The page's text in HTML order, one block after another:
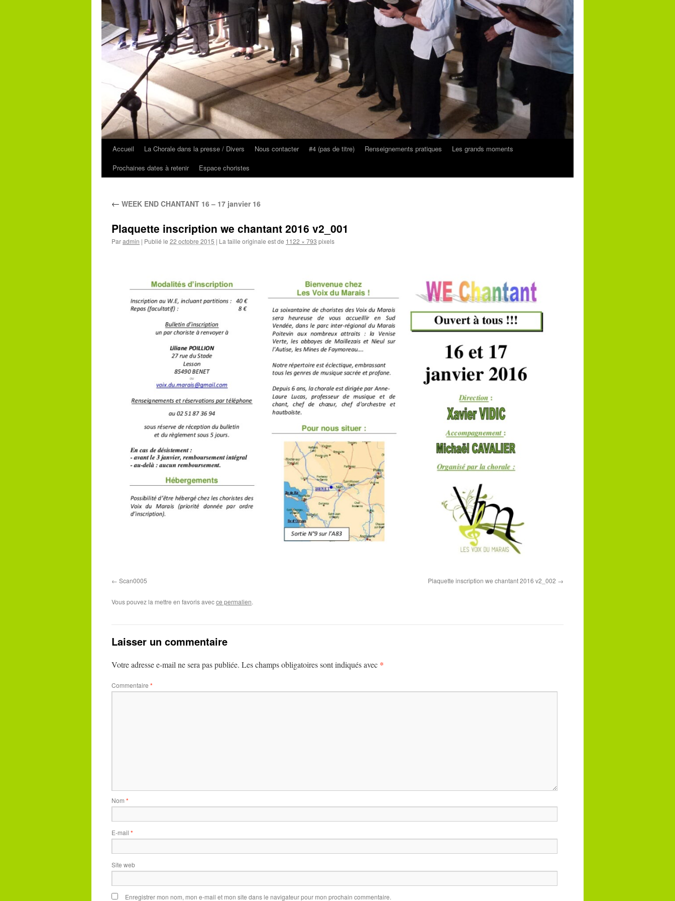
Accueil La Chorale dans la presse / Divers Nous contacter #4 (pas de titre) Renseignements pratiques
Les grands moments
Prochaines dates à retenir
Espace choristes
← WEEK END CHANTANT 16 – 17 janvier 16
Plaquette inscription we chantant 2016 v2_001
Paradmin | Publié le 22 octobre 2015 | La taille originale est de 1122 × 793 pixels
Scan0005 Plaquette inscription we chantant 2016 v2_002
Vous pouvez la mettre en favoris avecce permalien.
Laisser un commentaire
Votre adresse e-mail ne sera pas publiée. Les champs obligatoires sont indiqués avec *
Commentaire *
Nom *
E-mail *
Site web
Enregistrer mon nom, mon e-mail et mon site dans le navigateur pour mon prochain commentaire.